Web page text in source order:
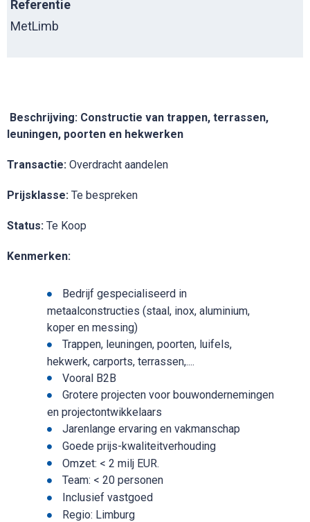
Referentie
MetLimb
Beschrijving: Constructie van trappen, terrassen,
leuningen, poorten en hekwerken
Transactie: Overdracht aandelen
Prijsklasse: Te bespreken
Status: Te Koop
Kenmerken:
Bedrijf gespecialiseerd in
metaalconstructies (staal, inox, aluminium,
koper en messing)
Trappen, leuningen, poorten, luifels,
hekwerk, carports, terrassen,....
Vooral B2B
Grotere projecten voor bouwondernemingen
en projectontwikkelaars
Jarenlange ervaring en vakmanschap
Goede prijs-kwaliteitverhouding
Omzet: < 2 milj EUR.
Team: < 20 personen
Inclusief vastgoed
Regio: Limburg